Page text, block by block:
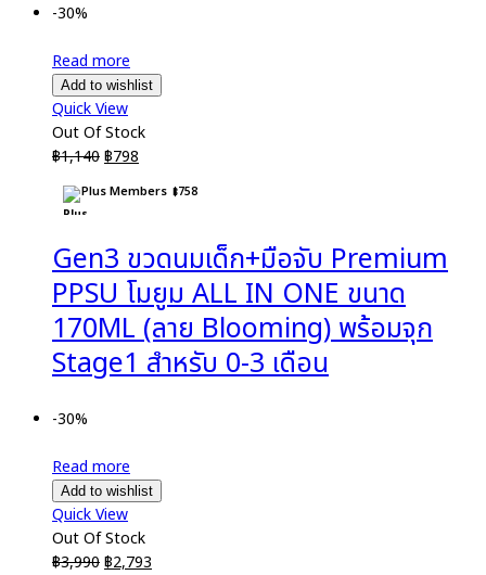
-30%
Read more
Add to wishlist
Quick View
Out Of Stock
฿1,140Original
฿798
Plus Members ฿758
Gen3 ขวดนมเด็ก+มือจับ Premium
PPSU โมยูม ALL IN ONE ขนาด
170ML (ลาย Blooming) พร้อมจุก
Stage1 สำหรับ 0-3 เดือน
-30%
Read more
Add to wishlist
Quick View
Out Of Stock
฿3,990Original
฿2,793